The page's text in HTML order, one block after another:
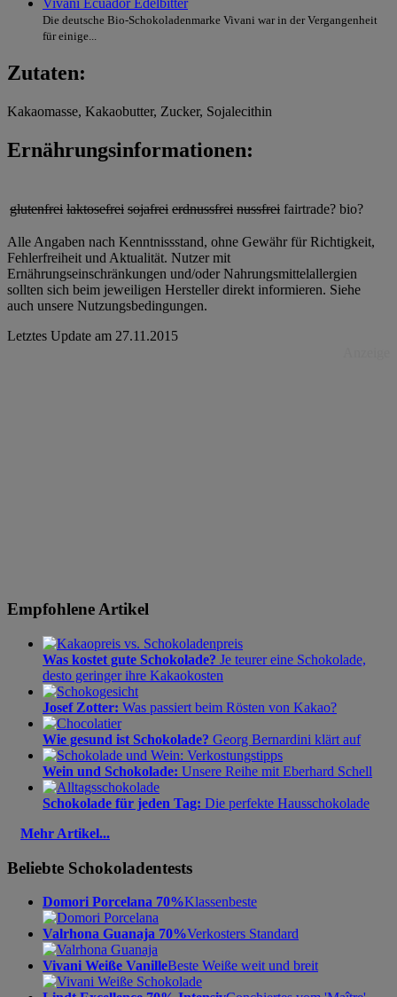
Die deutsche Bio-Schokoladenmarke Vivani war in der Vergangenheit
für einige...
Zutaten:
Kakaomasse, Kakaobutter, Zucker, Sojalecithin
Ernährungsinformationen:
glutenfrei laktosefrei sojafrei erdnussfrei nussfrei fairtrade? bio?
Alle Angaben nach Kenntnissstand, ohne Gewähr für Richtigkeit,
Fehlerfreiheit und Aktualität. Nutzer mit
Ernährungseinschränkungen und/oder Nahrungsmittelallergien
sollten sich beim jeweiligen Hersteller direkt informieren. Siehe
auch unsere Nutzungsbedingungen.
Letztes Update am 27.11.2015
Empfohlene Artikel
Was kostet gute Schokolade? Je teurer eine Schokolade,
desto geringer ihre Kakaokosten
Josef Zotter: Was passiert beim Rösten von Kakao?
Wie gesund ist Schokolade? Georg Bernardini klärt auf
Wein und Schokolade: Unsere Reihe mit Eberhard Schell
Schokolade für jeden Tag: Die perfekte Hausschokolade
Mehr Artikel...
Beliebte Schokoladentests
Domori Porcelana 70%Klassenbeste
Valrhona Guanaja 70%Verkosters Standard
Vivani Weiße VanilleBeste Weiße weit und breit